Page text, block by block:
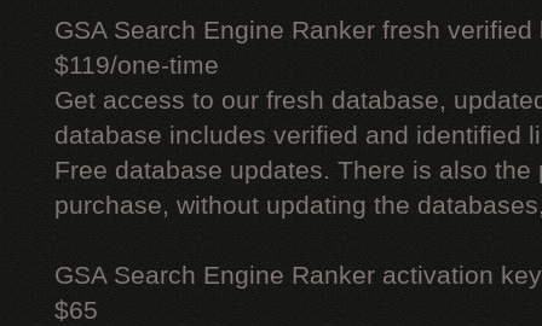
GSA Search Engine Ranker fresh verified
$119/one-time
Get access to our fresh database,
database includes verified and identified
Free database updates. There is also
purchase, without updating the
GSA Search Engine Ranker activation key
$65